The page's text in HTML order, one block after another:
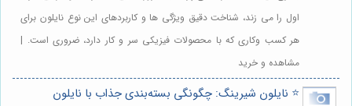
اول را می زند، شناخت دقیق ویژگی ها و کاربردهای این نوع نایلون برای
هر کسب وکاری که با محصولات فیزیکی سر و کار دارد، ضروری است. |
مشاهده و خرید
⭐️ نایلون شیرینگ: چگونگی بسته‌بندی جذاب با نایلون